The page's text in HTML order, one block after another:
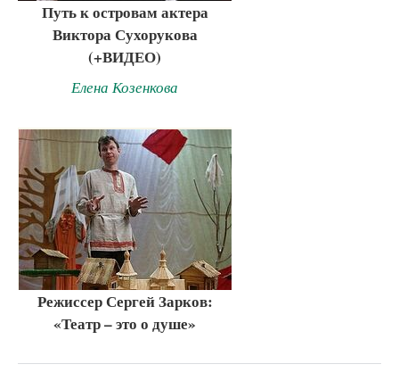
Путь к островам актера
Виктора Сухорукова
(+ВИДЕО)
Елена Козенкова
Режиссер Сергей Зарков:
«Театр – это о душе»